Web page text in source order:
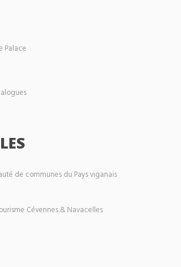
Palace
de communes du Pays viganais
Cévennes & Navacelles